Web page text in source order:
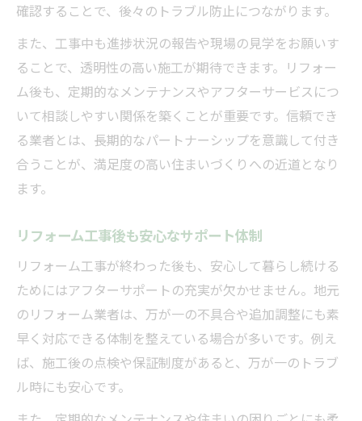
確認することで、後々のトラブル防止につながります。
また、工事中も進捗状況の報告や現場の見学をお願いす
ることで、透明性の高い施工が期待できます。リフォー
ム後も、定期的なメンテナンスやアフターサービスにつ
いて相談しやすい関係を築くことが重要です。信頼でき
る業者とは、長期的なパートナーシップを意識して付き
合うことが、満足度の高い住まいづくりへの近道となり
ます。
リフォーム工事後も安心なサポート体制
リフォーム工事が終わった後も、安心して暮らし続ける
ためにはアフターサポートの充実が欠かせません。地元
のリフォーム業者は、万が一の不具合や追加調整にも素
早く対応できる体制を整えている場合が多いです。例え
ば、施工後の点検や保証制度があると、万が一のトラブ
ル時にも安心です。